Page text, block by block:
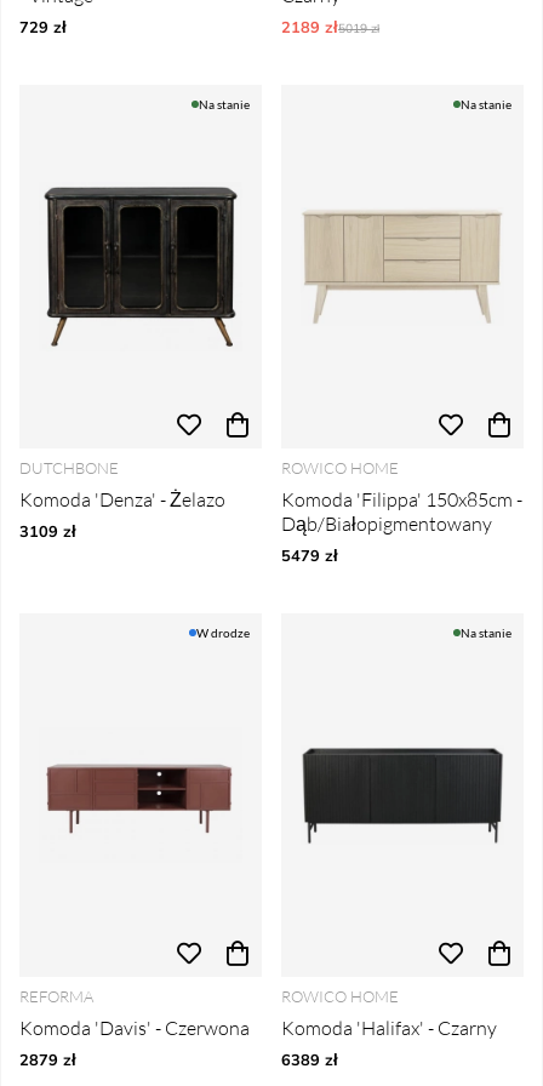
729 zł 2189 złOrdynarne ceny:
5019 zł
Na stanie
DUTCHBONE
Komoda 'Denza' - Żelazo
3109 zł
Na stanie
ROWICO HOME
Komoda 'Filippa' 150x85cm -
Dąb/Białopigmentowany
5479 zł
W drodze
REFORMA
Komoda 'Davis' - Czerwona
2879 zł
Na stanie
ROWICO HOME
Komoda 'Halifax' - Czarny
6389 zł